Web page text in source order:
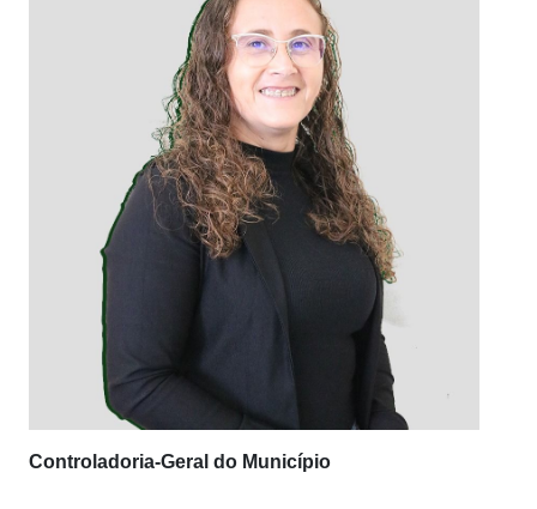
Controladoria-Geral do Município